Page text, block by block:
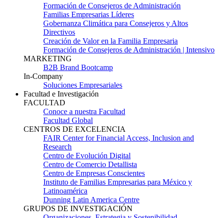
Formación de Consejeros de Administración
Familias Empresarias Líderes
Gobernanza Climática para Consejeros y Altos
Directivos
Creación de Valor en la Familia Empresaria
Formación de Consejeros de Administración | Intensivo
MARKETING
B2B Brand Bootcamp
In-Company
Soluciones Empresariales
Facultad e Investigación
FACULTAD
Conoce a nuestra Facultad
Facultad Global
CENTROS DE EXCELENCIA
FAIR Center for Financial Access, Inclusion and
Research
Centro de Evolución Digital
Centro de Comercio Detallista
Centro de Empresas Conscientes
Instituto de Familias Empresarias para México y
Latinoamérica
Dunning Latin America Centre
GRUPOS DE INVESTIGACIÓN